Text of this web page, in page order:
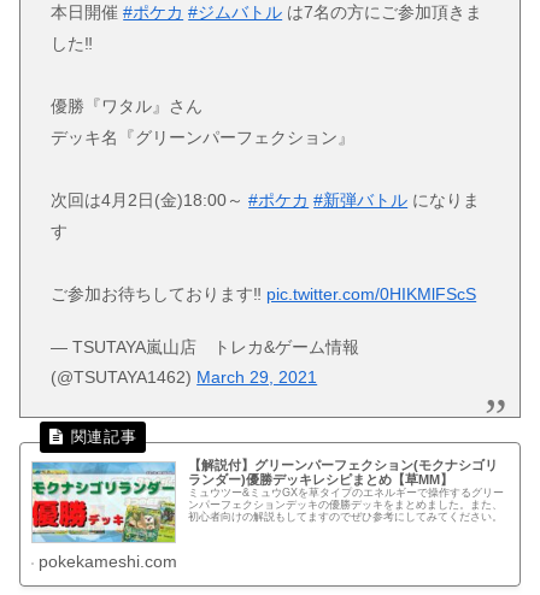
本日開催#ポケカ #ジムバトル は7名の方にご参加頂きま
した‼️
優勝『ワタル』さん
デッキ名『グリーンパーフェクション』
次回は4月2日(金)18:00～#ポケカ #新弾バトル になりま
す
ご参加お待ちしております‼️ pic.twitter.com/0HIKMlFScS
— TSUTAYA嵐山店 トレカ&ゲーム情報
(@TSUTAYA1462) March 29, 2021
【解説付】グリーンパーフェクション(モクナシゴリ
ランダー)優勝デッキレシピまとめ【草MM】
ミュウツー&ミュウGXを草タイプのエネルギーで操作するグリー
ンパーフェクションデッキの優勝デッキをまとめました。また、
初心者向けの解説もしてますのでぜひ参考にしてみてください。
pokekameshi.com